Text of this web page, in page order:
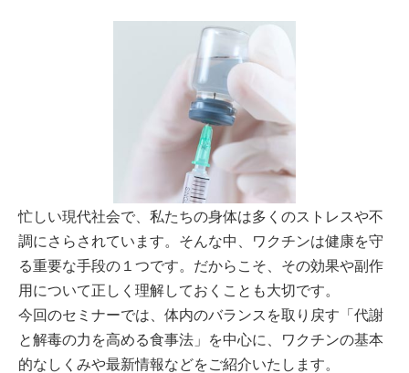
忙しい現代社会で、私たちの身体は多くのストレスや不
調にさらされています。そんな中、ワクチンは健康を守
る重要な手段の１つです。だからこそ、その効果や副作
用について正しく理解しておくことも大切です。
今回のセミナーでは、体内のバランスを取り戻す「代謝
と解毒の力を高める食事法」を中心に、ワクチンの基本
的なしくみや最新情報などをご紹介いたします。